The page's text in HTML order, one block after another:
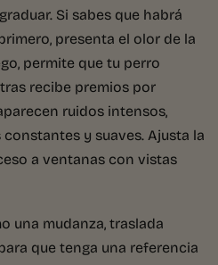
Si sabes que habrá
presenta el olor de la
permite que tu perro
recibe premios por
ruidos intensos,
y suaves. Ajusta la
a ventanas con vistas
una mudanza, traslada
que tenga una referencia